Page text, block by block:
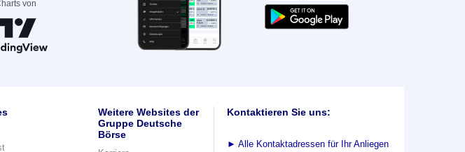
von
Weitere Websites der
Gruppe Deutsche
Börse
Kontaktieren Sie uns:
► Alle Kontaktadressen für Ihr Anliegen